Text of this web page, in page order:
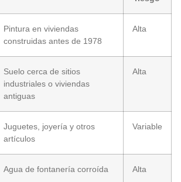
Pintura en viviendas
construidas antes de 1978
Alta
Suelo cerca de sitios
industriales o viviendas
antiguas
Alta
Juguetes, joyería y otros
artículos
Variable
Agua de fontanería corroída Alta